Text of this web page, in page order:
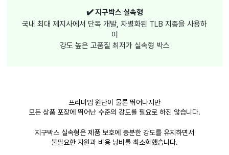
✔️ 지구박스 실속형
국내 최대 제지사에서 단독 개발, 차별화된 TLB 지종을 사용하
여
강도 높은 고품질 최저가 실속형 박스
프리미엄 원단이 물론 뛰어나지만
모든 상품 포장에 뛰어난 수준의 강도를 필요로 하진 않습니다.
지구박스 실속형은 제품 보호에 충분한 강도를 유지하면서
불필요한 자원과 비용 낭비를 최소화했습니다.